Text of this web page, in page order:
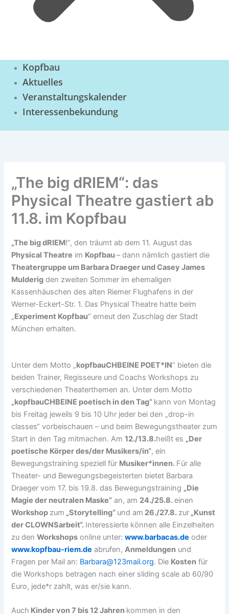
Kopfbau
Aktuelles
Veranstaltungskalender
Interessenbekundung
„The big dRIEM“: das
Physical Theatre gastiert ab
11.8. im Kopfbau
„The big dRIEM!“, den träumt ab dem 11. August das
Physical Theatre im Kopfbau– dann nämlich gastiert die
Theatergruppe um Barbara Draeger und Casey James
Mulderig den zweiten Sommer im ehemaligen
Kassenhäuschen des alten Riemer Flughafens in der
Werner-Eckert-Str. 1. Das Physical Theatre hatte beim
„Experiment Kopfbau“ erneut den Zuschlag der Stadt
München erhalten.
Unter dem Motto „kopfbauCHBEINE POET*IN“ bieten die
beiden Trainer, Regisseure und Coachs Workshops zu
verschiedenen Theaterthemen an. Unter dem Motto
„kopfbauCHBEINE poetisch in den Tag“ kann von Montag
bis Freitag jeweils 9 bis 10 Uhr jeder bei den „drop-in
classes“ vorbeischauen – und beim Bewegungstheater zum
Start in den Tag mitmachen. Am12./13.8.heißt es „Der
poetische Körper des/der Musikers/in“, ein
Bewegungstraining speziell für Musiker*innen. Für alle
Theater- und Bewegungsbegeisterten bietet Barbara
Draeger vom 17. bis 19.8. das Bewegungstraining „Die
Magie der neutralen Maske“ an, am 24./25.8.einen
Workshop zum „Storytelling“ und am 26./27.8. zur „Kunst
der CLOWNSarbeit“. Interessierte können alle Einzelheiten
zu denWorkshops online unter:www.barbacas.de oder
www.kopfbau-riem.de abrufen,Anmeldungen und
Fragen per Mail an: Barbara@123mail.org. Die Kosten für
die Workshops betragen nach einer sliding scale ab 60/90
Euro, jede*r zahlt, was er/sie kann.
Auch Kinder von 7 bis 12 Jahren kommen in den